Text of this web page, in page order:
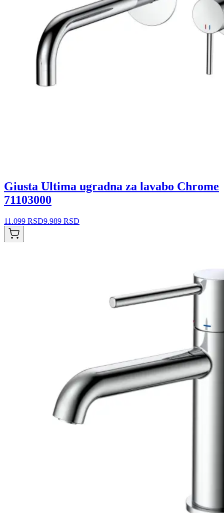
Giusta Ultima ugradna za lavabo Chrome
71103000
11.099 RSD9.989 RSD